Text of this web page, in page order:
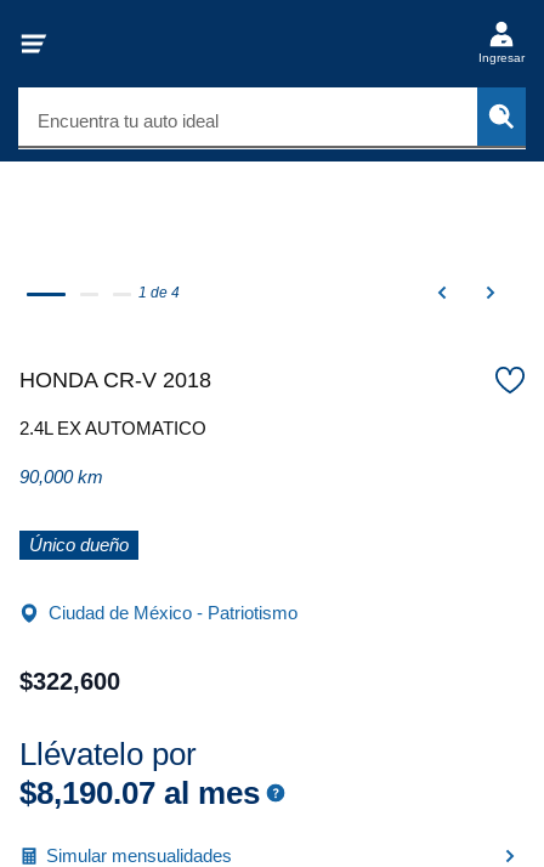
Ingresar
Encuentra tu auto ideal
1 de 4
HONDA CR-V 2018
2.4L EX AUTOMATICO
90,000 km
Único dueño
Ciudad de México - Patriotismo
$322,600
Llévatelo por
$8,190.07 al mes
Simular mensualidades